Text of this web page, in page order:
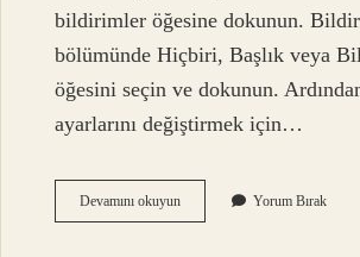
bildirimler öğesine dokunun.
bölümünde Hiçbiri, Başlık veya
öğesini seçin ve dokunun.
ayarlarını değiştirmek için…
Devamını okuyunWhatsapp
Bildirim
Yorum Bırak